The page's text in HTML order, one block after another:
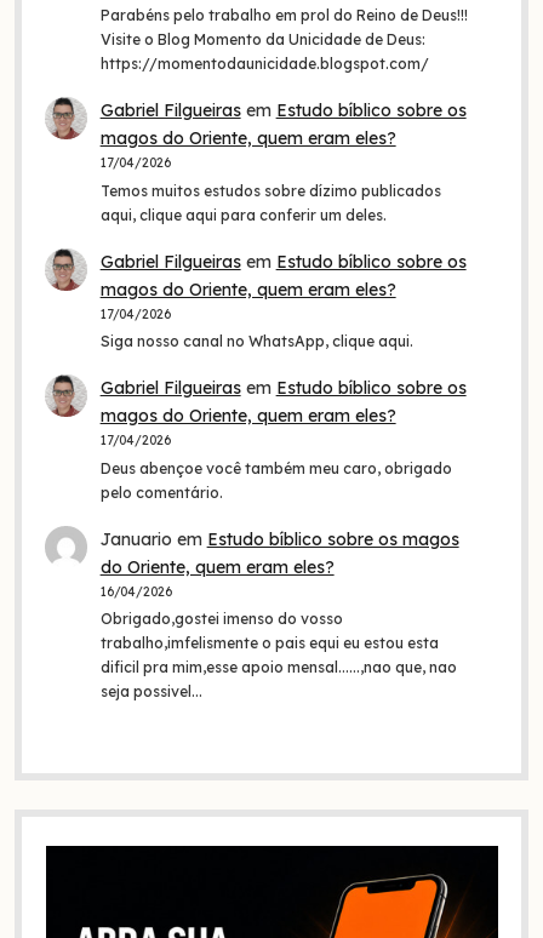
Parabéns pelo trabalho em prol do Reino de Deus!!!
Visite o Blog Momento da Unicidade de Deus:
https://momentodaunicidade.blogspot.com/
Gabriel Filgueirasem Estudo bíblico sobre os
magos do Oriente, quem eram eles?
17/04/2026
Temos muitos estudos sobre dízimo publicados
aqui, clique aqui para conferir um deles.
Gabriel Filgueirasem Estudo bíblico sobre os
magos do Oriente, quem eram eles?
17/04/2026
Siga nosso canal no WhatsApp, clique aqui.
Gabriel Filgueirasem Estudo bíblico sobre os
magos do Oriente, quem eram eles?
17/04/2026
Deus abençoe você também meu caro, obrigado
pelo comentário.
Januario em Estudo bíblico sobre os magos
do Oriente, quem eram eles?
16/04/2026
Obrigado,gostei imenso do vosso
trabalho,imfelismente o pais equi eu estou esta
dificil pra mim,esse apoio mensal......,nao que, nao
seja possivel…